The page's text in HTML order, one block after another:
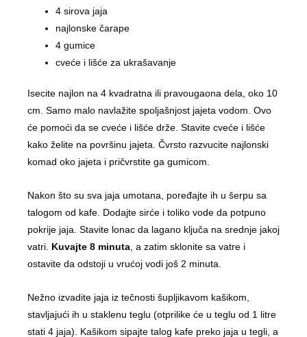
4 sirova jaja
najlonske čarape
4 gumice
cveće i lišće za ukrašavanje
Isecite najlon na 4 kvadratna ili pravougaona dela, oko 10
cm. Samo malo navlažite spoljašnjost jajeta vodom. Ovo
će pomoći da se cveće i lišće drže. Stavite cveće i lišće
kako želite na površinu jajeta. Čvrsto razvucite najlonski
komad oko jajeta i pričvrstite ga gumicom.
Nakon što su sva jaja umotana, poređajte ih u šerpu sa
talogom od kafe. Dodajte sirće i toliko vode da potpuno
pokrije jaja. Stavite lonac da lagano ključa na srednje jakoj
vatri. Kuvajte 8 minuta, a zatim sklonite sa vatre i
ostavite da odstoji u vrućoj vodi još 2 minuta.
Nežno izvadite jaja iz tečnosti šupljikavom kašikom,
stavljajući ih u staklenu teglu (otprilike će u teglu od 1 litre
stati 4 jaja). Kašikom sipajte talog kafe preko jaja u tegli, a